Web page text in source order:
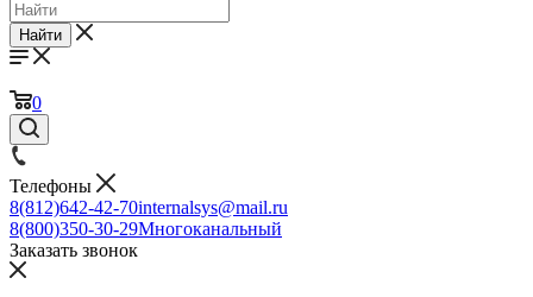
Найти
0
Телефоны
8(812)642-42-70internalsys@mail.ru
8(800)350-30-29Многоканальный
Заказать звонок